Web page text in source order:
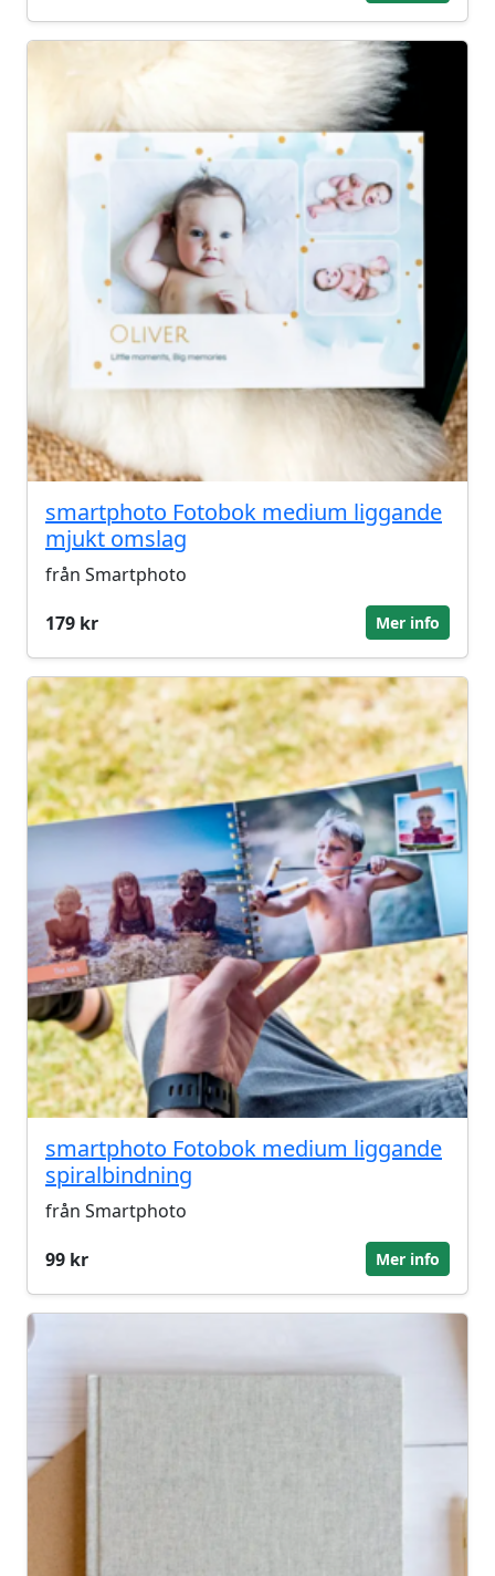
smartphoto Fotobok medium liggande
mjukt omslag
från Smartphoto
179 kr
Mer info
smartphoto Fotobok medium liggande
spiralbindning
från Smartphoto
99 kr
Mer info